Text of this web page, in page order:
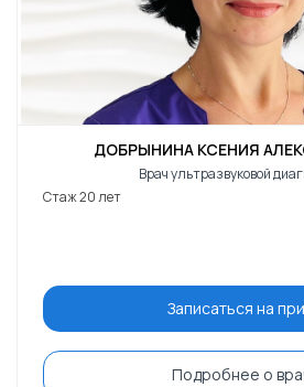
ДОБРЫНИНА КСЕНИЯ
Врач ультразвуковой
Стаж 20 лет
Записаться на
Подробнее о